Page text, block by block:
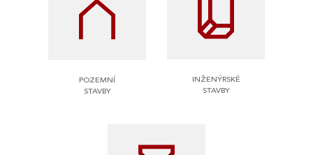
POZEMNÍ
STAVBY
INŽENÝRSKÉ
STAVBY